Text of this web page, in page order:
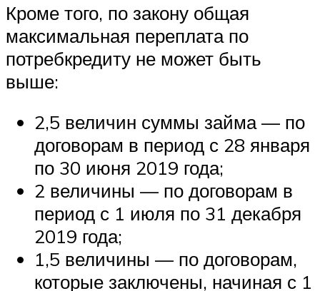
Кроме того, по закону общая
максимальная переплата по
потребкредиту не может быть
выше:
2,5 величин суммы займа — по
договорам в период с 28 января
по 30 июня 2019 года;
2 величины — по договорам в
период с 1 июля по 31 декабря
2019 года;
1,5 величины — по договорам,
которые заключены, начиная с 1